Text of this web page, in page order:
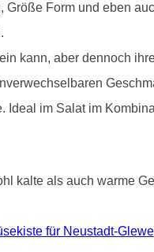
Form und eben
kann, aber dennoch
Ideal im Salat im
kalte als auch warme
für Neustadt-Glewe